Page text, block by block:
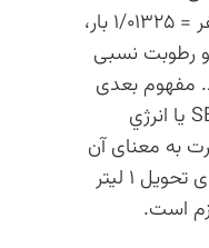
وضعیت نرمال با یک اتمسفر = ۱/۰۱۳۲۵ بار،
رطوبت نسبی
مفهوم بعدی
که باید با آن آشنا باشیم SER یا انرژي
به معنای آن
است که چه مقدار انرژی برای تحویل ۱ لیتر